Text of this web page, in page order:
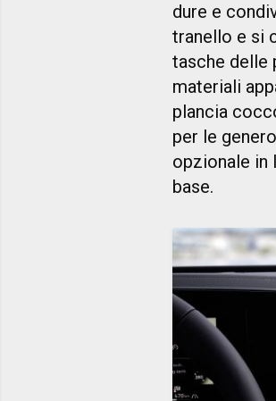
dure e
tranello e si
tasche delle
materiali
plancia
per le
opzionale in
base.